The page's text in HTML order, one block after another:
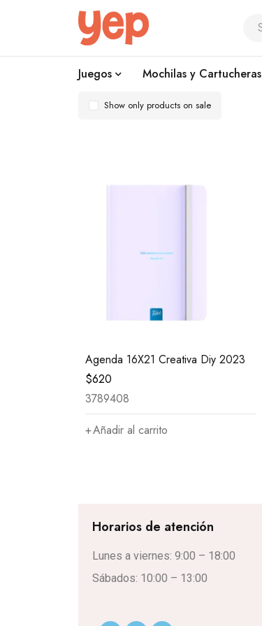
Juegos Mochilas y Cartucheras
Show only products on sale
Agenda 16X21 Creativa Diy 2023
$620
3789408
Añadir al carrito
Horarios de atención
Lunes a viernes: 9:00 – 18:00
Sábados: 10:00 – 13:00